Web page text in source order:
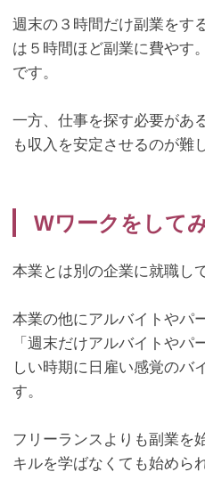
週末の３時間だけ副業をす
は５時間ほど副業に費やす
です。
一方、仕事を探す必要があ
も収入を安定させるのが難
Wワークをして
本業とは別の企業に就職し
本業の他にアルバイトやパ
「週末だけアルバイトや
しい時期に日雇い感覚のバ
す。
フリーランスよりも副業を
キルを学ばなくても始めら